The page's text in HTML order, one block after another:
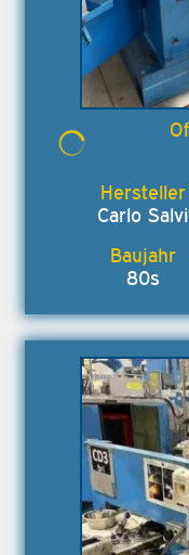
Carlo Salvi
80s